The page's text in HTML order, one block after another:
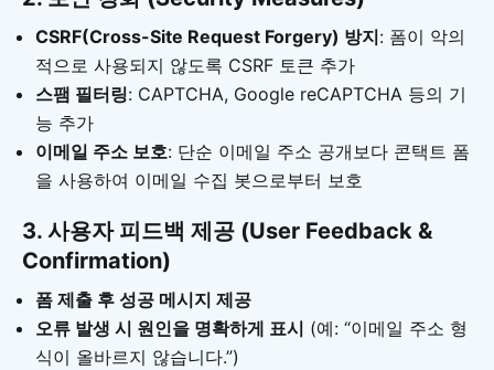
CSRF(Cross-Site Request Forgery) 방지: 폼이 악의
적으로 사용되지 않도록 CSRF 토큰 추가
스팸 필터링: CAPTCHA, Google reCAPTCHA 등의 기
능 추가
이메일 주소 보호: 단순 이메일 주소 공개보다 콘택트 폼
을 사용하여 이메일 수집 봇으로부터 보호
3. 사용자 피드백 제공 (User Feedback &
Confirmation)
폼 제출 후 성공 메시지 제공
오류 발생 시 원인을 명확하게 표시 (예: “이메일 주소 형
식이 올바르지 않습니다.”)